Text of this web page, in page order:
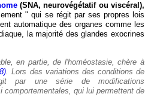
(SNA, neurovégétatif ou viscéral),
" qui se régit par ses propres lois
automatique des organes comme les
la majorité des glandes exocrines
en partie, de l'homéostasie, chère à
. Lors des variations des conditions de
par une série de modifications
comportementales, qui lui permettent de